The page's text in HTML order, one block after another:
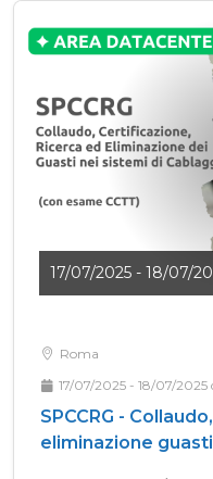
17/07/2025 - 18/07/
Roma
17/07/2025 - 18/07/
SPCCRG -
eliminazione